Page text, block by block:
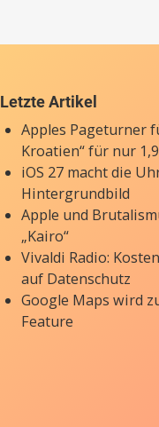
Letzte Artikel
Apples Pageturner
Kroatien“ für nur
iOS 27 macht die
Hintergrundbild
Apple und
„Kairo“
Vivaldi Radio:
auf Datenschutz
Google Maps wird
Feature